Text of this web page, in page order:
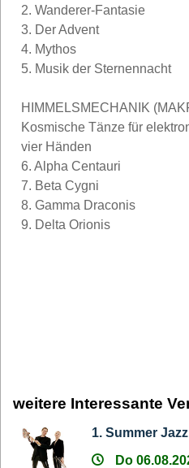
2. Wanderer-Fantasie
3. Der Advent
4. Mythos
5. Musik der Sternennacht
HIMMELSMECHANIK
Kosmische Tänze für
vier Händen
6. Alpha Centauri
7. Beta Cygni
8. Gamma Draconis
9. Delta Orionis
weitere Interessante
1. Summer
Do